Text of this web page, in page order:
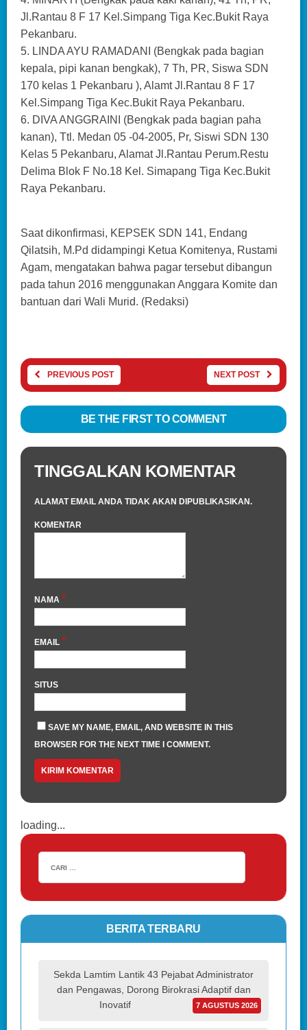
Jl.Rantau 8 F 17 Kel.Simpang Tiga Kec.Bukit Raya
Pekanbaru.
5. LINDA AYU RAMADANI (Bengkak pada bagian
kepala, pipi kanan bengkak), 7 Th, PR, Siswa SDN
170 kelas 1 Pekanbaru ), Alamt Jl.Rantau 8 F 17
Kel.Simpang Tiga Kec.Bukit Raya Pekanbaru.
6. DIVA ANGGRAINI (Bengkak pada bagian paha
kanan), Ttl. Medan 05 -04-2005, Pr, Siswi SDN 130
Kelas 5 Pekanbaru, Alamat Jl.Rantau Perum.Restu
Delima Blok F No.18 Kel. Simapang Tiga Kec.Bukit
Raya Pekanbaru.
Saat dikonfirmasi, KEPSEK SDN 141, Endang
Qilatsih, M.Pd didampingi Ketua Komitenya, Rustami
Agam, mengatakan bahwa pagar tersebut dibangun
pada tahun 2016 menggunakan Anggara Komite dan
bantuan dari Wali Murid. (Redaksi)
PREVIOUS POST NEXT POST
BE THE FIRST TO COMMENT
TINGGALKAN KOMENTAR
ALAMAT EMAIL ANDA TIDAK AKAN DIPUBLIKASIKAN.
KOMENTAR
NAMA *
EMAIL *
SITUS
SAVE MY NAME, EMAIL, AND WEBSITE IN THIS
BROWSER FOR THE NEXT TIME I COMMENT.
loading...
BERITA TERBARU
Sekda Lamtim Lantik 43 Pejabat Administrator
dan Pengawas, Dorong Birokrasi Adaptif dan
Inovatif
7 AGUSTUS 2026